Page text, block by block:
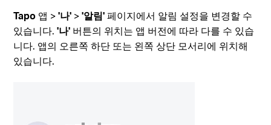
Tapo 앱 >'나' >'알림'페이지에서 알림 설정을 변경할 수
있습니다.'나' 버튼의 위치는 앱 버전에 따라 다를 수 있습
니다. 앱의 오른쪽 하단 또는 왼쪽 상단 모서리에 위치해
있습니다.